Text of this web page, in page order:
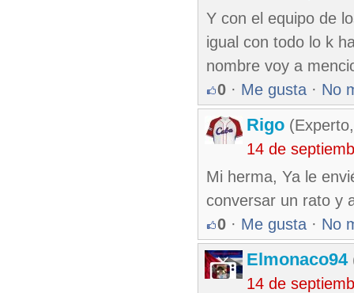
Y con el equipo de
igual con todo lo k
nombre voy a
0 · Me gusta · No
Rigo
14 de
Mi herma, Ya le
conversar un rato y
0 · Me gusta · No
Elmonaco94
14 de